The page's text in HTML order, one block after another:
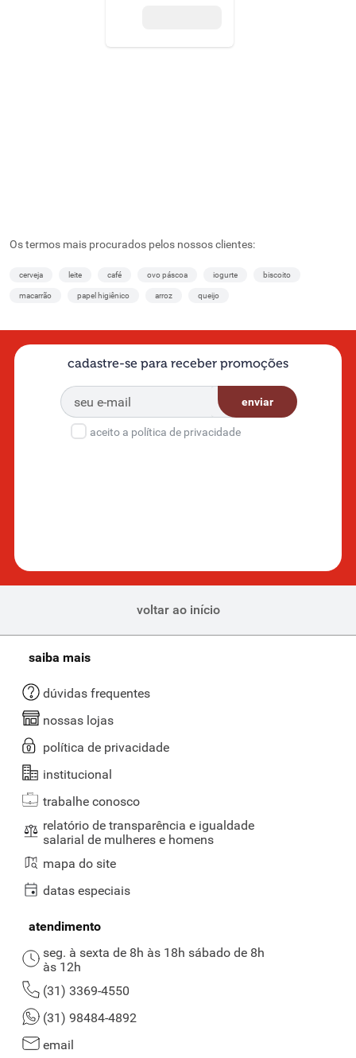
Os termos mais procurados pelos nossos clientes:
cerveja leite café ovo páscoa iogurte biscoito
macarrão papel higiênico arroz queijo
cadastre-se para receber promoções
enviar
aceito a política de privacidade
voltar ao início
saiba mais
dúvidas frequentes
nossas lojas
política de privacidade
institucional
trabalhe conosco
relatório de transparência e igualdade
salarial de mulheres e homens
mapa do site
datas especiais
atendimento
seg. à sexta de 8h às 18h sábado de 8h
às 12h
(31) 3369-4550
(31) 98484-4892
email